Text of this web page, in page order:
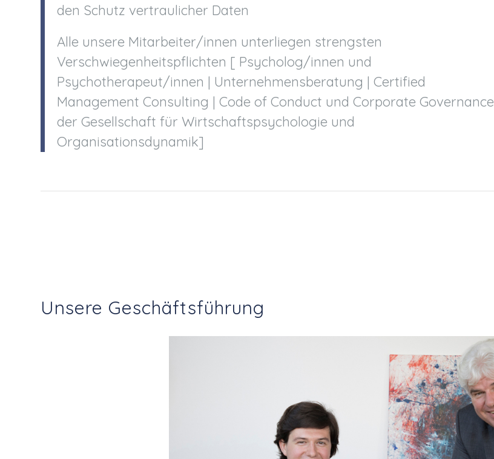
den Schutz vertraulicher Daten
Alle unsere Mitarbeiter/innen unterliegen strengsten
Verschwiegenheitspflichten [ Psycholog/innen und
Psychotherapeut/innen | Unternehmensberatung | Certified
Management Consulting | Code of Conduct und Corporate Governance
der Gesellschaft für Wirtschaftspsychologie und
Organisationsdynamik]
Unsere Geschäftsführung